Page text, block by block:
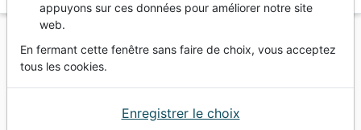
Vous ne pouvez pas créer de nouvelle commande
depuis votre pays (United States).
Bibles standard
appuyons sur ces données pour améliorer notre site
web.
En fermant cette fenêtre sans faire de choix, vous acceptez
tous les cookies.
Enregistrer le choix